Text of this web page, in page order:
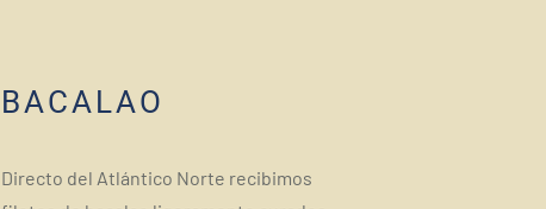
BACALAO
Directo del Atlántico Norte recibimos